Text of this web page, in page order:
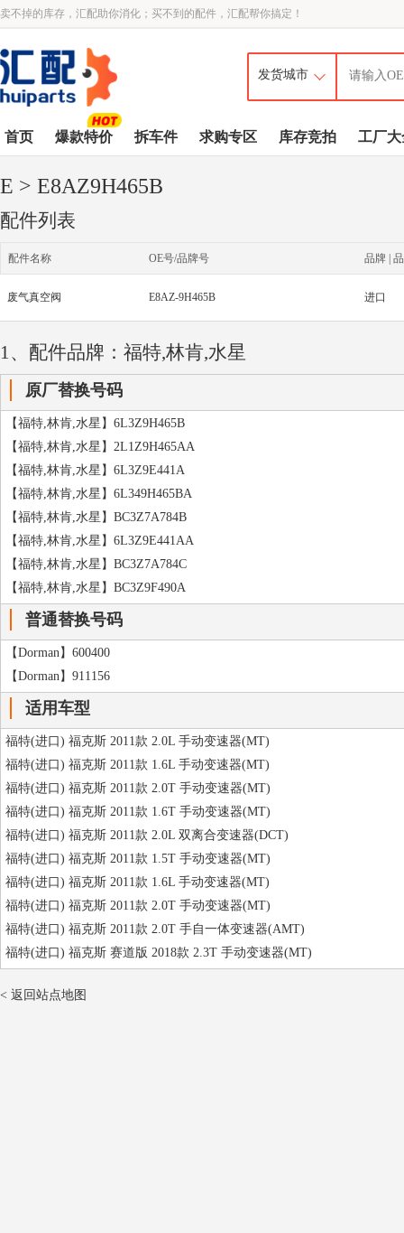
卖不掉的库存，汇配助你消化；买不到的配件，汇配帮你搞定！
首页 爆款特价 拆车件 求购专区 库存竞拍 工厂大
E > E8AZ9H465B
配件列表
配件名称 OE号/品牌号 品牌 |
废气真空阀 E8AZ-9H465B 进口
1、配件品牌：福特,林肯,水星
原厂替换号码
【福特,林肯,水星】6L3Z9H465B
【福特,林肯,水星】2L1Z9H465AA
【福特,林肯,水星】6L3Z9E441A
【福特,林肯,水星】6L349H465BA
【福特,林肯,水星】BC3Z7A784B
【福特,林肯,水星】6L3Z9E441AA
【福特,林肯,水星】BC3Z7A784C
【福特,林肯,水星】BC3Z9F490A
普通替换号码
【Dorman】600400
【Dorman】911156
适用车型
福特(进口) 福克斯 2011款 2.0L 手动变速器(MT)
福特(进口) 福克斯 2011款 1.6L 手动变速器(MT)
福特(进口) 福克斯 2011款 2.0T 手动变速器(MT)
福特(进口) 福克斯 2011款 1.6T 手动变速器(MT)
福特(进口) 福克斯 2011款 2.0L 双离合变速器(DCT)
福特(进口) 福克斯 2011款 1.5T 手动变速器(MT)
福特(进口) 福克斯 2011款 1.6L 手动变速器(MT)
福特(进口) 福克斯 2011款 2.0T 手动变速器(MT)
福特(进口) 福克斯 2011款 2.0T 手自一体变速器(AMT)
福特(进口) 福克斯 赛道版 2018款 2.3T 手动变速器(MT)
< 返回站点地图